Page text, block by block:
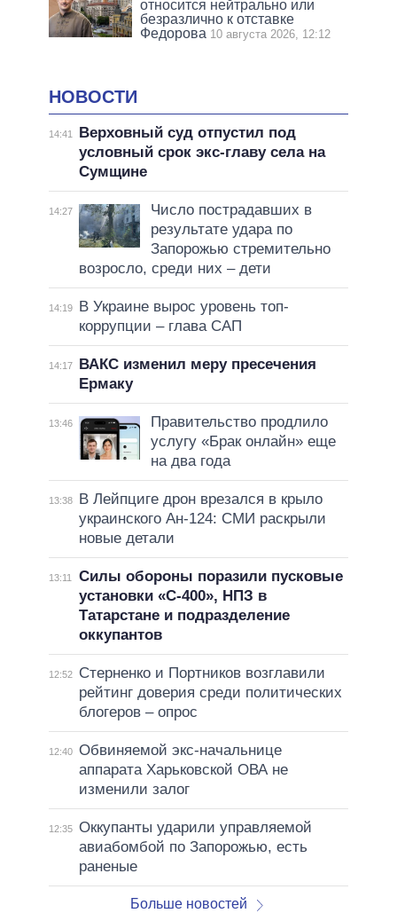
относится нейтрально или
безразлично к отставке
Федорова 10 августа 2026, 12:12
НОВОСТИ
14:41
Верховный суд отпустил под
условный срок экс-главу села на
Сумщине
14:27
Число пострадавших в
результате удара по
Запорожью стремительно
возросло, среди них – дети
14:19
В Украине вырос уровень топ-
коррупции – глава САП
14:17
ВАКС изменил меру пресечения
Ермаку
13:46
Правительство продлило
услугу «Брак онлайн» еще
на два года
13:38
В Лейпциге дрон врезался в крыло
украинского Ан-124: СМИ раскрыли
новые детали
13:11
Силы обороны поразили пусковые
установки «С-400», НПЗ в
Татарстане и подразделение
оккупантов
12:52
Стерненко и Портников возглавили
рейтинг доверия среди политических
блогеров – опрос
12:40 Обвиняемой экс-начальнице
аппарата Харьковской ОВА не
изменили залог
12:35 Оккупанты ударили управляемой
авиабомбой по Запорожью, есть
раненые
Больше новостей